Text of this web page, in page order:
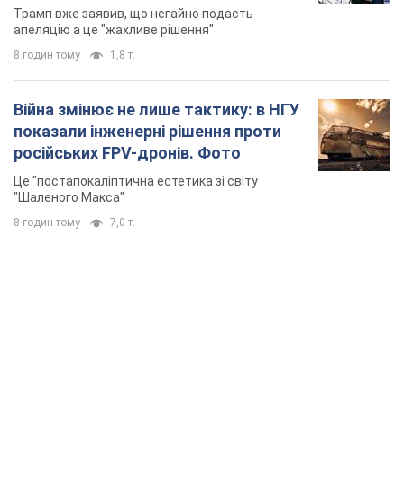
Трамп вже заявив, що негайно подасть
апеляцію а це "жахливе рішення"
8 годин тому 1,8 т.
Війна змінює не лише тактику: в НГУ
показали інженерні рішення проти
російських FPV-дронів. Фото
Це "постапокаліптична естетика зі світу
"Шаленого Макса"
8 годин тому 7,0 т.